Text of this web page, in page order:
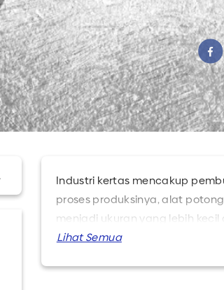
Semua
Industri kertas mencakup
proses produksinya, alat
menjadi ukuran yang lebih kecil
untuk industri kertas dalam